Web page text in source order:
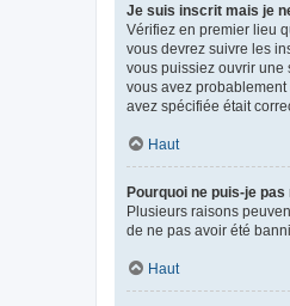
Je suis inscrit mais je
Vérifiez en premier lieu
vous devrez suivre les
vous puissiez ouvrir une
vous avez
avez spécifiée était
Haut
Pourquoi ne puis-je
Plusieurs raisons
de ne pas avoir été
Haut